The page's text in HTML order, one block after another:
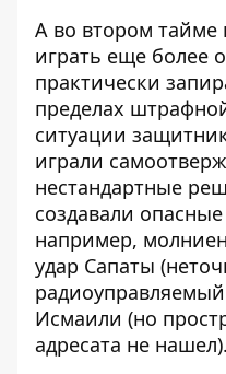
А во втором
играть еще более
практически
пределах
ситуации
играли
нестандартные
создавали
например,
удар Сапаты
Исмаили (но
адресата не нашел).